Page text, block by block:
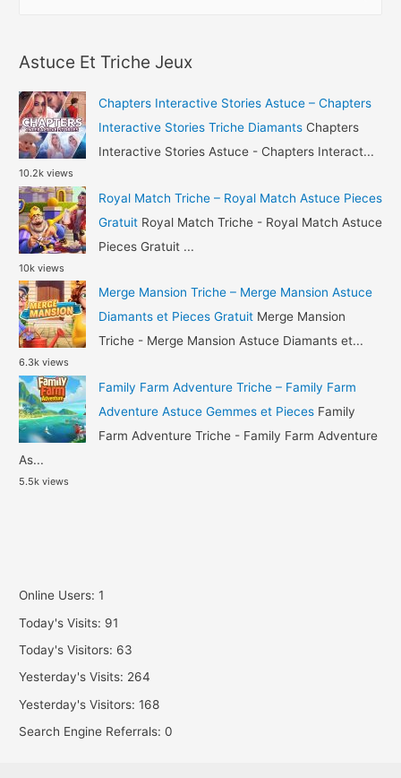
Diamants
Or
Gratuit
h
f
o
r
:
Astuce Et Triche Jeux
Chapters Interactive Stories Astuce – Chapters
Interactive Stories Triche Diamants Chapters
Interactive Stories Astuce - Chapters Interact...
10.2k views
Royal Match Triche – Royal Match Astuce Pieces
Gratuit Royal Match Triche - Royal Match Astuce
Pieces Gratuit ...
10k views
Merge Mansion Triche – Merge Mansion Astuce
Diamants et Pieces Gratuit Merge Mansion
Triche - Merge Mansion Astuce Diamants et...
6.3k views
Family Farm Adventure Triche – Family Farm
Adventure Astuce Gemmes et Pieces Family
Farm Adventure Triche - Family Farm Adventure
As...
5.5k views
Online Users:1
Today's Visits: 91
Today's Visitors: 63
Yesterday's Visits: 264
Yesterday's Visitors:168
Search Engine Referrals:0